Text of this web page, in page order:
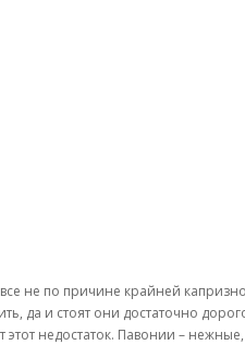
не по причине крайней
да и стоят они достаточно
недостаток. Павонии –